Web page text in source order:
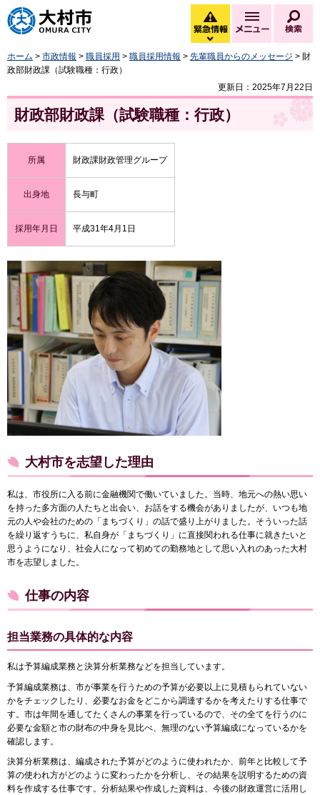
大村市
緊急情報
緊急情報を開く
メニュー
ホーム > 市政情報 > 職員採用 > 職員採用情報 > 先輩職員からのメッセージ > 財
政部財政課（試験職種：行政）
更新日：2025年7月22日
財政部財政課（試験職種：行政）
所属 財政課財政管理グループ
出身地 長与町
採用年月日 平成31年4月1日
大村市を志望した理由
私は、市役所に入る前に金融機関で働いていました。当時、地元への熱い思い
を持った多方面の人たちと出会い、お話をする機会がありましたが、いつも地
元の人や会社のための「まちづくり」の話で盛り上がりました。そういった話
を繰り返すうちに、私自身が「まちづくり」に直接関われる仕事に就きたいと
思うようになり、社会人になって初めての勤務地として思い入れのあった大村
市を志望しました。
仕事の内容
担当業務の具体的な内容
私は予算編成業務と決算分析業務などを担当しています。
予算編成業務は、市が事業を行うための予算が必要以上に見積もられていない
かをチェックしたり、必要なお金をどこから調達するかを考えたりする仕事で
す。市は年間を通してたくさんの事業を行っているので、その全てを行うのに
必要な金額と市の財布の中身を見比べ、無理のない予算編成になっているかを
確認します。
決算分析業務は、編成された予算がどのように使われたか、前年と比較して予
算の使われ方がどのように変わったかを分析し、その結果を説明するための資
料を作成する仕事です。分析結果や作成した資料は、今後の財政運営に活用し